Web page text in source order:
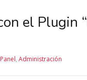
el Plugin
, Administración